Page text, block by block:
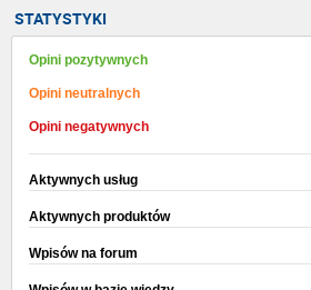
STATYSTYKI
Opini pozytywnych
Opini neutralnych
Opini negatywnych
Aktywnych usług
Aktywnych produktów
Wpisów na forum